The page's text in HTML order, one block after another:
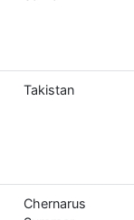
Takistan
Chernarus